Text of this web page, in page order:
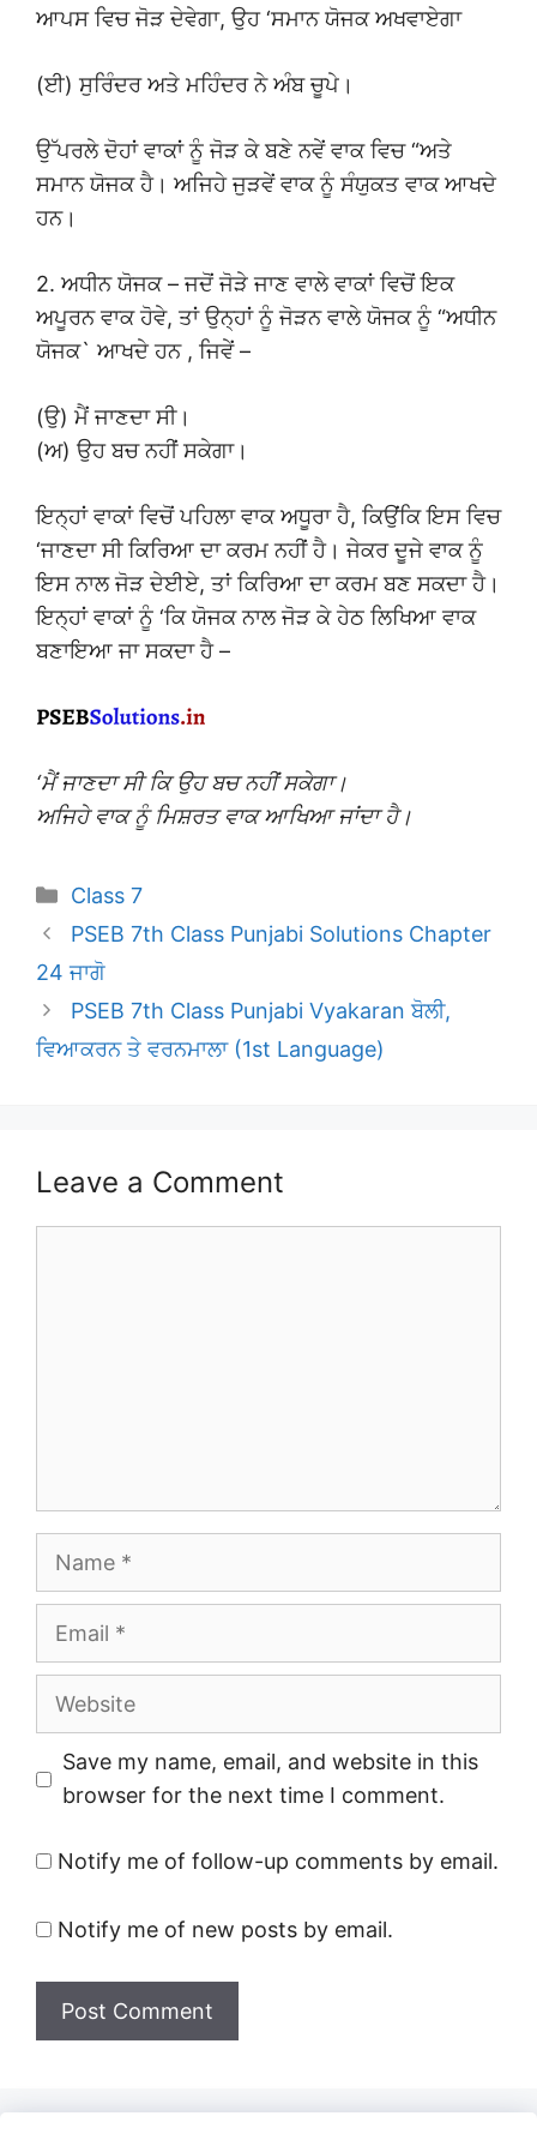
ਆਪਸ ਵਿਚ ਜੋੜ ਦੇਵੇਗਾ, ਉਹ ‘ਸਮਾਨ ਯੋਜਕ ਅਖਵਾਏਗਾ
(ਈ) ਸੁਰਿੰਦਰ ਅਤੇ ਮਹਿੰਦਰ ਨੇ ਅੰਬ ਚੂਪੇ।
ਉੱਪਰਲੇ ਦੋਹਾਂ ਵਾਕਾਂ ਨੂੰ ਜੋੜ ਕੇ ਬਣੇ ਨਵੇਂ ਵਾਕ ਵਿਚ “ਅਤੇ
ਸਮਾਨ ਯੋਜਕ ਹੈ। ਅਜਿਹੇ ਜੁੜਵੇਂ ਵਾਕ ਨੂੰ ਸੰਯੁਕਤ ਵਾਕ ਆਖਦੇ
ਹਨ।
2. ਅਧੀਨ ਯੋਜਕ – ਜਦੋਂ ਜੋੜੇ ਜਾਣ ਵਾਲੇ ਵਾਕਾਂ ਵਿਚੋਂ ਇਕ
ਅਪੂਰਨ ਵਾਕ ਹੋਵੇ, ਤਾਂ ਉਨ੍ਹਾਂ ਨੂੰ ਜੋੜਨ ਵਾਲੇ ਯੋਜਕ ਨੂੰ “ਅਧੀਨ
ਯੋਜਕ` ਆਖਦੇ ਹਨ , ਜਿਵੇਂ –
(ਉ) ਮੈਂ ਜਾਣਦਾ ਸੀ।
(ਅ) ਉਹ ਬਚ ਨਹੀਂ ਸਕੇਗਾ।
ਇਨ੍ਹਾਂ ਵਾਕਾਂ ਵਿਚੋਂ ਪਹਿਲਾ ਵਾਕ ਅਧੂਰਾ ਹੈ, ਕਿਉਂਕਿ ਇਸ ਵਿਚ
‘ਜਾਣਦਾ ਸੀ ਕਿਰਿਆ ਦਾ ਕਰਮ ਨਹੀਂ ਹੈ। ਜੇਕਰ ਦੂਜੇ ਵਾਕ ਨੂੰ
ਇਸ ਨਾਲ ਜੋੜ ਦੇਈਏ, ਤਾਂ ਕਿਰਿਆ ਦਾ ਕਰਮ ਬਣ ਸਕਦਾ ਹੈ।
ਇਨ੍ਹਾਂ ਵਾਕਾਂ ਨੂੰ ‘ਕਿ ਯੋਜਕ ਨਾਲ ਜੋੜ ਕੇ ਹੇਠ ਲਿਖਿਆ ਵਾਕ
ਬਣਾਇਆ ਜਾ ਸਕਦਾ ਹੈ –
‘ਮੈਂ ਜਾਣਦਾ ਸੀ ਕਿ ਉਹ ਬਚ ਨਹੀਂ ਸਕੇਗਾ।
ਅਜਿਹੇ ਵਾਕ ਨੂੰ ਮਿਸ਼ਰਤ ਵਾਕ ਆਖਿਆ ਜਾਂਦਾ ਹੈ।
Categories
Class 7
PSEB 7th Class Punjabi Solutions Chapter
24 ਜਾਗੋ
PSEB 7th Class Punjabi Vyakaran ਬੋਲੀ,
ਵਿਆਕਰਨ ਤੇ ਵਰਨਮਾਲਾ (1st Language)
Leave a Comment
Website
Save my name, email, and website in this
browser for the next time I comment.
Notify me of follow-up comments by email.
Notify me of new posts by email.